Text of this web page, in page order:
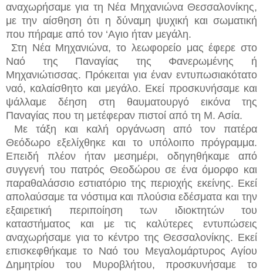
αναχωρήσαμε για τη Νέα Μηχανιώνα Θεσσαλονίκης,
με την αίσθηση ότι η δύναμη ψυχική και σωματική
που πήραμε από τον ‘Αγιο ήταν μεγάλη.
Στη Νέα Μηχανιώνα, το λεωφορείο μας έφερε στο
Ναό της Παναγίας της Φανερωμένης ή
Μηχανιώτισσας. Πρόκειται για έναν εντυπωσιακότατο
ναό, καλαίσθητο και μεγάλο. Εκεί προσκυνήσαμε και
ψάλλαμε δέηση στη θαυματουργό εικόνα της
Παναγίας που τη μετέφεραν πιστοί από τη Μ. Ασία.
Με τάξη και καλή οργάνωση από τον πατέρα
Θεόδωρο εξελίχθηκε και το υπόλοιπο πρόγραμμα.
Επειδή πλέον ήταν μεσημέρι, οδηγηθήκαμε από
συγγενή του πατρός Θεοδώρου σε ένα όμορφο και
παραθαλάσσιο εστιατόριο της περιοχής εκείνης. Εκεί
απολαύσαμε τα νόστιμα και πλούσια εδέσματα και την
εξαιρετική περιποίηση των ιδιοκτητών του
καταστήματος και με τις καλύτερες εντυπώσεις
αναχωρήσαμε για το κέντρο της Θεσσαλονίκης. Εκεί
επισκεφθήκαμε το Ναό του Μεγαλομάρτυρος Αγίου
Δημητρίου του Μυροβλήτου, προσκυνήσαμε το